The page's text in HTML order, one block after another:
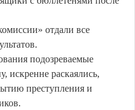
отдали все
подозреваемые
искренне раскаялись,
преступления и